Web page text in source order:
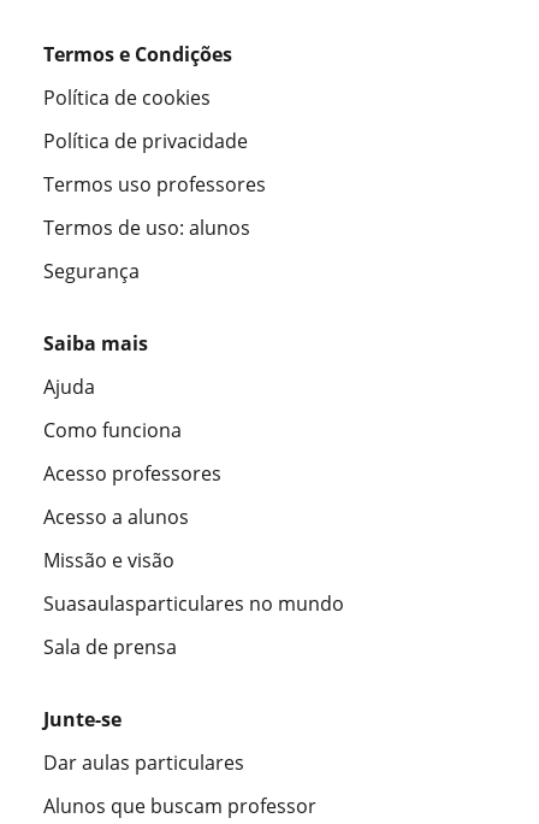
Termos e Condições
Política de cookies
Política de privacidade
Termos uso professores
Termos de uso: alunos
Segurança
Saiba mais
Ajuda
Como funciona
Acesso professores
Acesso a alunos
Missão e visão
Suasaulasparticulares no mundo
Sala de prensa
Junte-se
Dar aulas particulares
Alunos que buscam professor